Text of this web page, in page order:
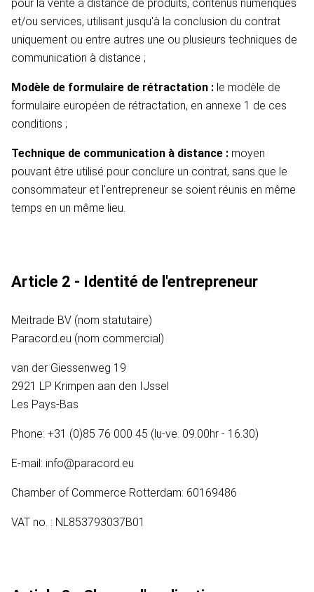
pour la vente à distance de produits, contenus numériques
et/ou services, utilisant jusqu'à la conclusion du contrat
uniquement ou entre autres une ou plusieurs techniques de
communication à distance ;
Modèle de formulaire de rétractation : le modèle de
formulaire européen de rétractation, en annexe 1 de ces
conditions ;
Technique de communication à distance : moyen
pouvant être utilisé pour conclure un contrat, sans que le
consommateur et l'entrepreneur se soient réunis en même
temps en un même lieu.
Article 2 - Identité de l'entrepreneur
Meitrade BV (nom statutaire)
Paracord.eu (nom commercial)
van der Giessenweg 19
2921 LP Krimpen aan den IJssel
Les Pays-Bas
Phone: +31 (0)85 76 000 45 (lu-ve. 09.00hr - 16.30)
E-mail: info@paracord.eu
Chamber of Commerce Rotterdam: 60169486
VAT no. : NL853793037B01